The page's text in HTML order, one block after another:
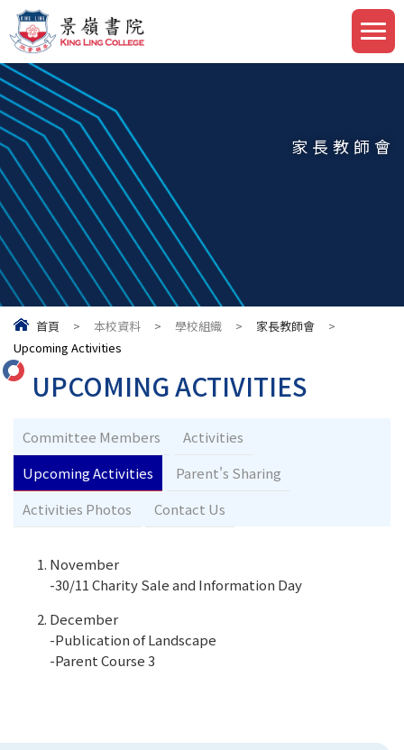
家長教師會
首頁 > 本校資料 > 學校組織 > 家長教師會
>
Upcoming Activities
UPCOMING ACTIVITIES
Committee Members
Activities
Upcoming Activities
Parent's Sharing
Activities Photos
Contact Us
November
-30/11 Charity Sale and Information Day
December
-Publication of Landscape
-Parent Course 3